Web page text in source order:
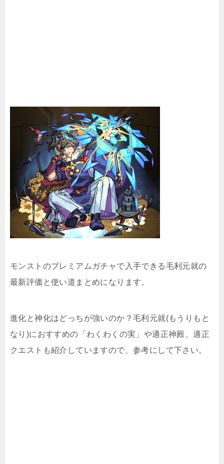
モンストのプレミアムガチャで入手できる毛利元就の
最新評価と使い道まとめになります。
進化と神化はどっちが強いのか？毛利元就(もうりもと
なり)におすすめの「わくわくの実」や適正神殿、適正
クエストも紹介していますので、参考にして下さい。